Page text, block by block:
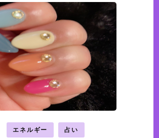
エネルギー 占い